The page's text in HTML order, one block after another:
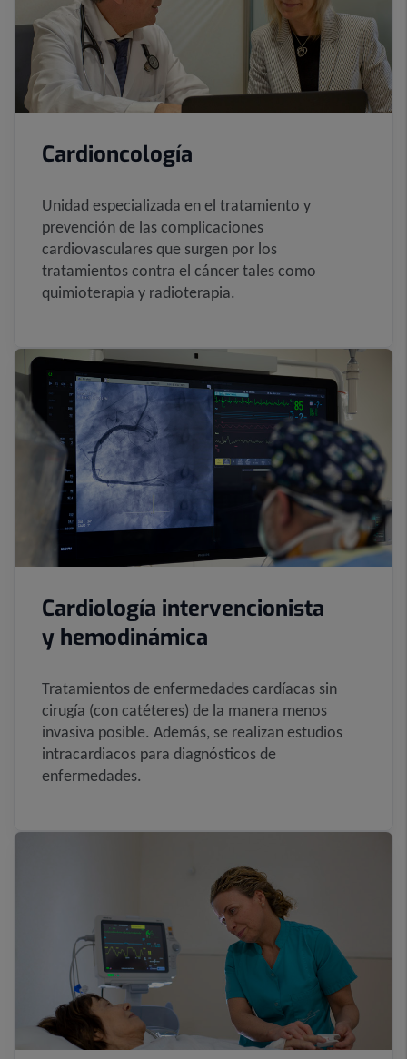
Cardioncología
Unidad especializada en el tratamiento y
prevención de las complicaciones
cardiovasculares que surgen por los
tratamientos contra el cáncer tales como
quimioterapia y radioterapia.
Cardiología intervencionista
y hemodinámica
Tratamientos de enfermedades cardíacas sin
cirugía (con catéteres) de la manera menos
invasiva posible. Además, se realizan estudios
intracardiacos para diagnósticos de
enfermedades.